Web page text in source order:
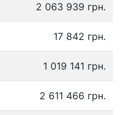
2 063 939 грн.
17 842 грн.
1 019 141 грн.
2 611 466 грн.